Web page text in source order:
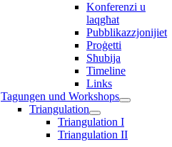
Konferenzi u
laqgħat
Pubblikazzjonijiet
Proġetti
Sħubija
Timeline
Links
Tagungen und Workshops
Triangulation
Triangulation I
Triangulation II